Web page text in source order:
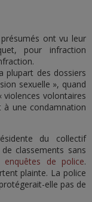
ont vu leur
pour infraction
plupart des dossiers
sexuelle », quand
violences volontaires
à une condamnation
du collectif
classements sans
enquêtes de police.
plainte. La police
elle pas de